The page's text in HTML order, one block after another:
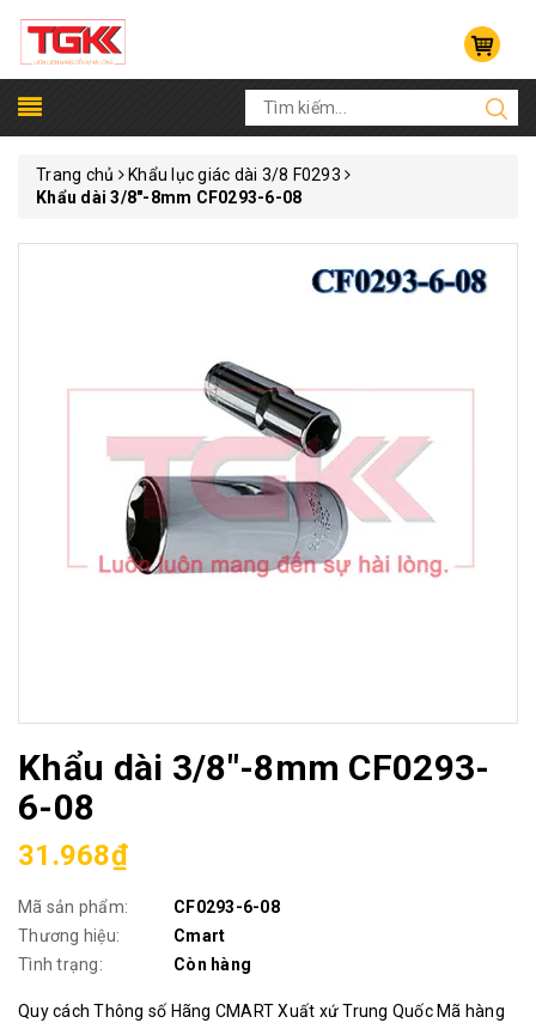
Trang chủ
Khẩu lục giác dài 3/8 F0293
Khẩu dài 3/8"-8mm CF0293-6-08
Khẩu dài 3/8"-8mm CF0293-
6-08
31.968₫
Mã sản phẩm:
CF0293-6-08
Thương hiệu:
Cmart
Tình trạng:
Còn hàng
Quy cách Thông số Hãng CMART Xuất xứ Trung Quốc Mã hàng